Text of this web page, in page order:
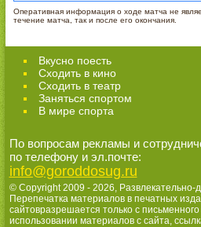
Оперативная информация о ходе матча не
течение матча, так и после его окончания.
Вкусно поесть
Сходить в кино
Cходить в театр
Заняться спортом
В мире спорта
По вопросам рекламы и
по телефону и эл.почте:
info@goroddosug.ru
© Copyright 2009 - 2026, Развлекательно-
Перепечатка материалов в печатных
сайтовразрешается только с
использовании материалов с сайта,